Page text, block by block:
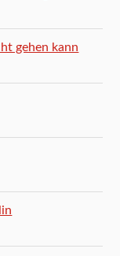
gehen kann